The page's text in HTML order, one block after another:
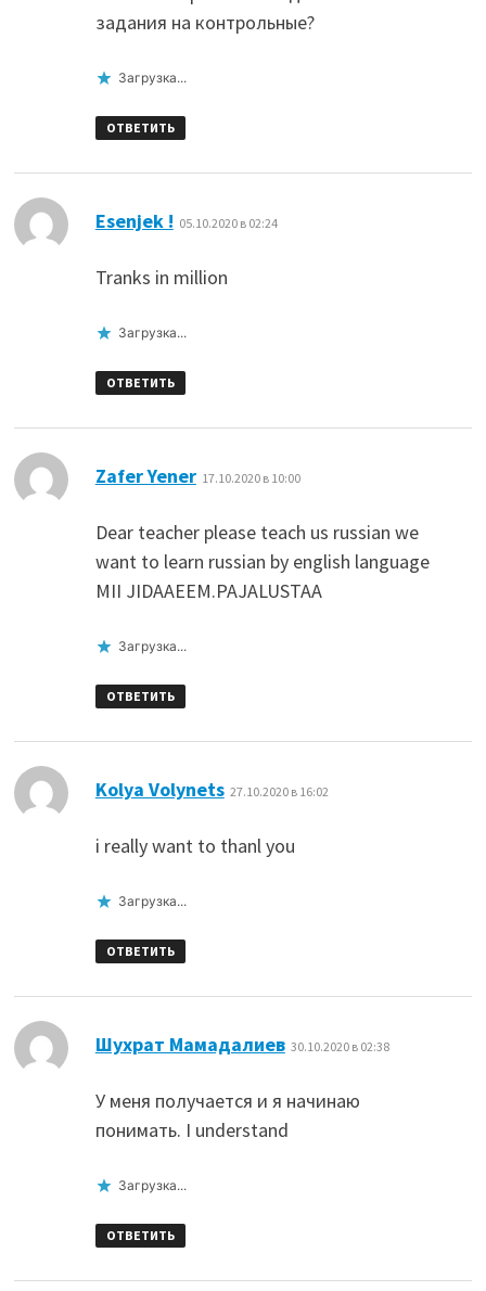
задания на контрольные?
Загрузка...
ОТВЕТИТЬ
Esenjek ! 05.10.2020 в 02:24
Tranks in million
Загрузка...
ОТВЕТИТЬ
Zafer Yener: 17.10.2020 в 10:00
Dear teacher please teach us russian we
want to learn russian by english language
MII JIDAAEEM.PAJALUSTAA
Загрузка...
ОТВЕТИТЬ
Kolya Volynets: 27.10.2020 в 16:02
i really want to thanl you
Загрузка...
ОТВЕТИТЬ
Шухрат Мамадалиев: 30.10.2020 в 02:38
У меня получается и я начинаю
понимать. I understand
Загрузка...
ОТВЕТИТЬ